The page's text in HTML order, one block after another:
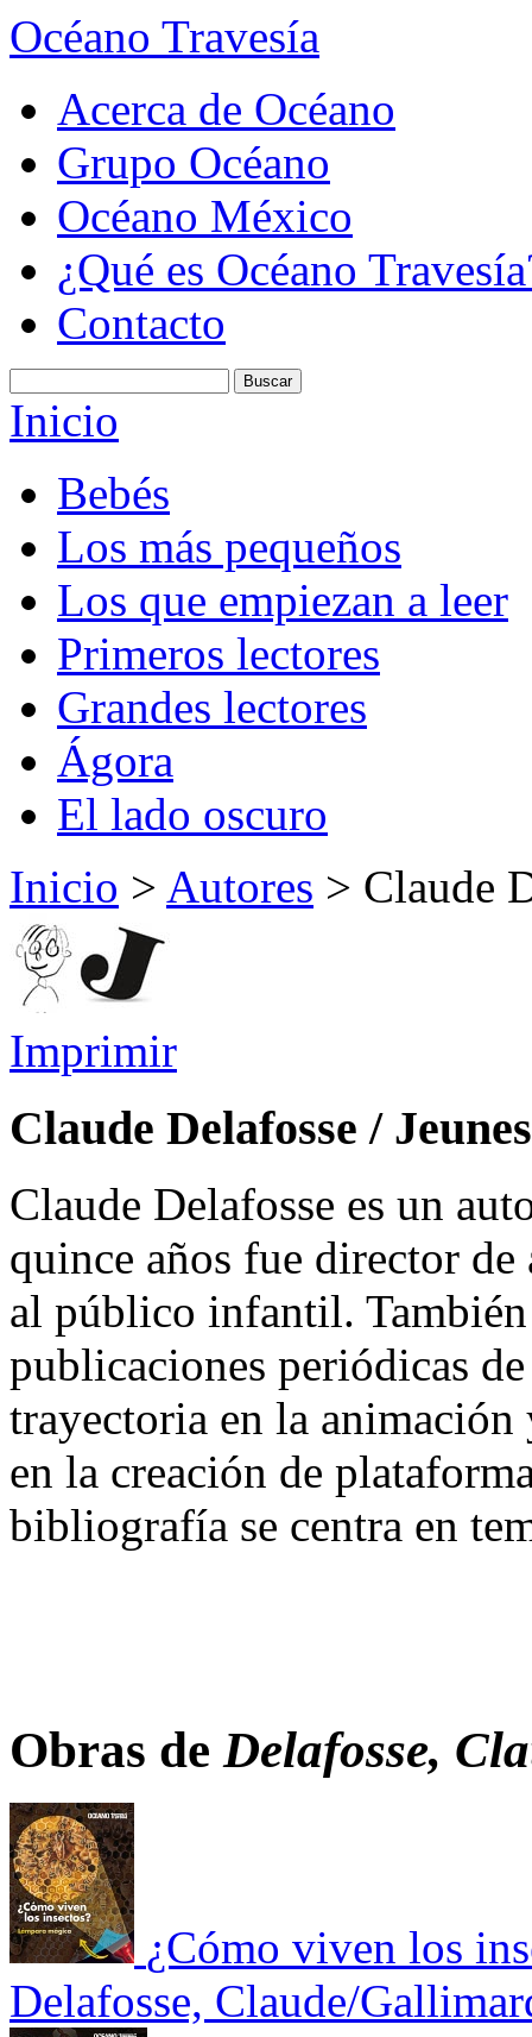
Océano Travesía
Acerca de Océano
Grupo Océano
Océano México
¿Qué es Océano
Contacto
Inicio
Bebés
Los más pequeños
Los que empiezan a leer
Primeros lectores
Grandes lectores
Ágora
El lado oscuro
Inicio > Autores > Claude
Imprimir
Claude Delafosse /
Claude Delafosse es un
quince años fue director
al público infantil.
publicaciones periódicas
trayectoria en la
en la creación de
bibliografía se centra en
Obras de Delafosse,
¿Cómo viven los
Delafosse, Claude/